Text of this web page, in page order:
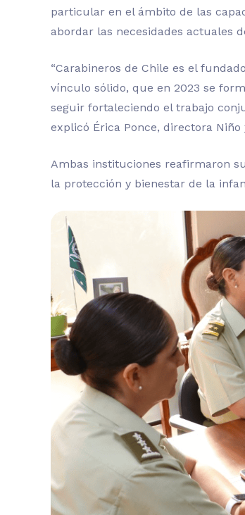
particular en el ámbito de las
abordar las necesidades actuales
“Carabineros de Chile es el
vínculo sólido, que en 2023 se
seguir fortaleciendo el trabajo
explicó Érica Ponce, directora Niño
Ambas instituciones reafirmaron
la protección y bienestar de la